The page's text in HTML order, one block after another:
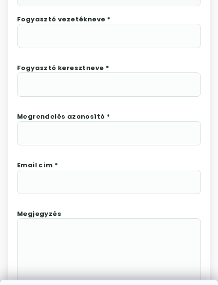
Fogyasztó vezetékneve *
Fogyasztó keresztneve *
Megrendelés azonosító *
Email cím *
Megjegyzés